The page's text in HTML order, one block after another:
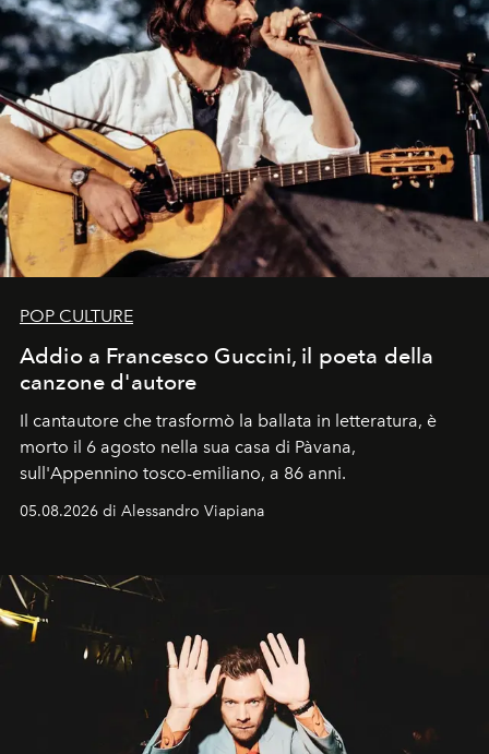
POP CULTURE
Addio a Francesco Guccini, il poeta della
canzone d'autore
Il cantautore che trasformò la ballata in letteratura, è
morto il 6 agosto nella sua casa di Pàvana,
sull'Appennino tosco-emiliano, a 86 anni.
05.08.2026 di Alessandro Viapiana